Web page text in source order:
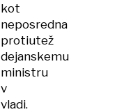
kot
neposredna
protiutež
dejanskemu
ministru
v
vladi.